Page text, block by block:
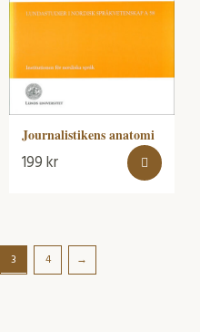
Journalistikens anatomi
199kr
3 4 →